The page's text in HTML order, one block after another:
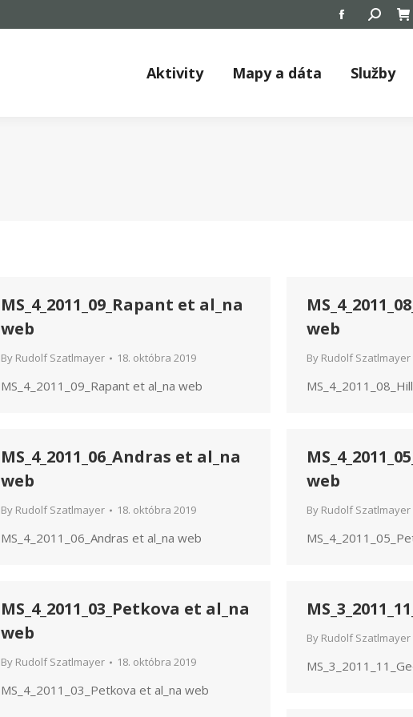
Facebook
opens
Search:
Aktivity Mapy a dáta Služby
MS_4_2011_09_Rapant et al_na
web
By Rudolf Szatlmayer 18. októbra 2019
MS_4_2011_09_Rapant et al_na web
web
By Rudolf Szatlmayer
MS_4_2011_06_Andras et al_na
web
By Rudolf Szatlmayer 18. októbra 2019
MS_4_2011_06_Andras et al_na web
web
By Rudolf Szatlmayer
MS_4_2011_03_Petkova et al_na
web
By Rudolf Szatlmayer 18. októbra 2019
MS_4_2011_03_Petkova et al_na web
By Rudolf Szatlmayer